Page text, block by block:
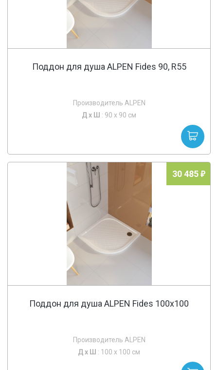
Поддон для душа ALPEN Fides 90, R55
Производитель ALPEN
Д х Ш : 90 x 90 см
30 485
Поддон для душа ALPEN Fides 100x100
Производитель ALPEN
Д х Ш : 100 x 100 см